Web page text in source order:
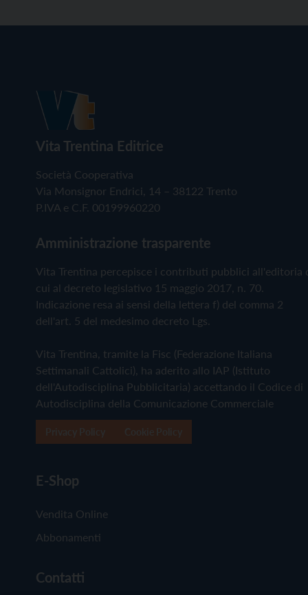
Vita Trentina Editrice
Società Cooperativa
Via Monsignor Endrici, 14 – 38122 Trento
P.IVA e C.F. 00199960220
Amministrazione trasparente
Vita Trentina percepisce i contributi pubblici all'editoria
cui al decreto legislativo 15 maggio 2017, n. 70.
Indicazione resa ai sensi della lettera f) del comma 2
dell'art. 5 del medesimo decreto Lgs.
Vita Trentina, tramite la Fisc (Federazione Italiana
Settimanali Cattolici), ha aderito allo IAP (Istituto
dell'Autodisciplina Pubblicitaria) accettando il Codice di
Autodisciplina della Comunicazione Commerciale
E-Shop
Vendita Online
Abbonamenti
Contatti